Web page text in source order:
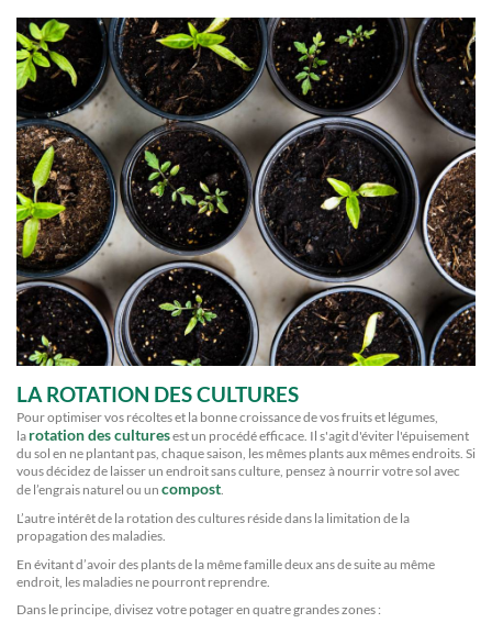
LA ROTATION DES CULTURES
Pour optimiser vos récoltes et la bonne croissance de vos fruits et légumes,
la rotation des culturesest un procédé efficace. Il s'agit d'éviter l'épuisement
du sol en ne plantant pas, chaque saison, les mêmes plants aux mêmes endroits. Si
vous décidez de laisser un endroit sans culture, pensez à nourrir votre sol avec
de l’engrais naturel ou un compost.
L’autre intérêt de la rotation des cultures réside dans la limitation de la
propagation des maladies.
En évitant d’avoir des plants de la même famille deux ans de suite au même
endroit, les maladies ne pourront reprendre.
Dans le principe, divisez votre potager en quatre grandes zones :